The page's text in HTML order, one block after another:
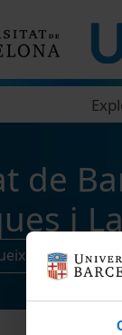
de
i
i comparteix